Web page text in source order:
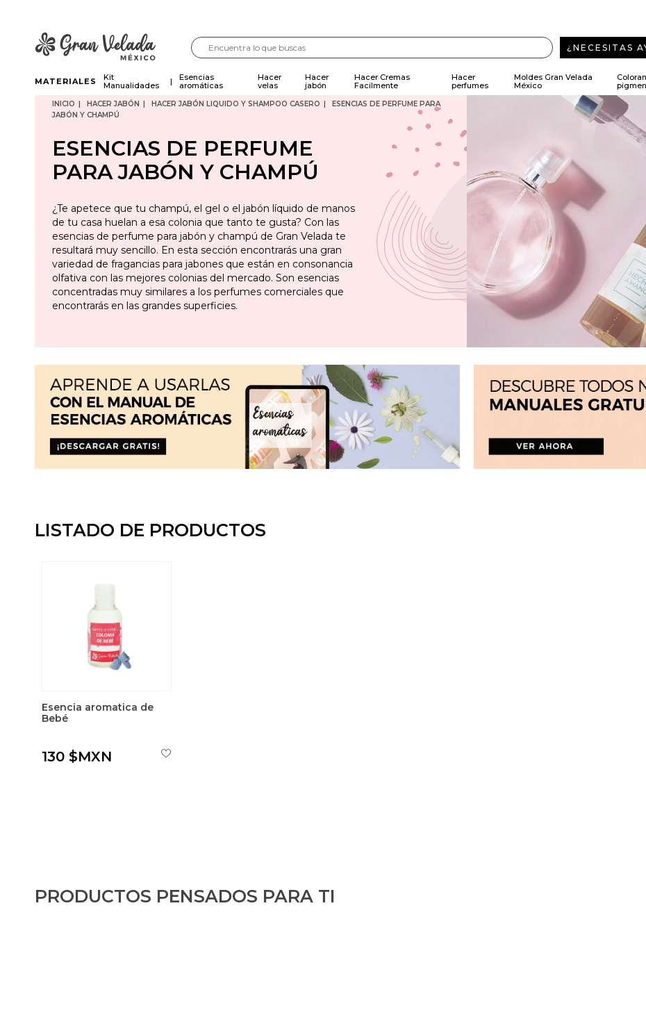
¿NECESITAS
MATERIALES
Kit
Manualidades
Esencias
aromáticas
Hacer
velas
Hacer
jabón
Hacer Cremas
Facilmente
Hacer
perfumes
Moldes Gran Velada
México
INICIO HACER JABÓN HACER JABÓN LIQUIDO Y SHAMPOO CASERO
ESENCIAS DE PERFUME PARA
JABÓN Y CHAMPÚ
ESENCIAS DE PERFUME
PARA JABÓN Y CHAMPÚ
¿Te apetece que tu champú, el gel o el jabón líquido de manos
de tu casa huelan a esa colonia que tanto te gusta? Con las
esencias de perfume para jabón y champú de Gran Velada te
resultará muy sencillo. En esta sección encontrarás una gran
variedad de fragancias para jabones que están en consonancia
olfativa con las mejores colonias del mercado. Son esencias
concentradas muy similares a los perfumes comerciales que
encontrarás en las grandes superficies.
LISTADO DE PRODUCTOS
Esencia aromatica de
Bebé
130 $MXN
PRODUCTOS PENSADOS PARA TI